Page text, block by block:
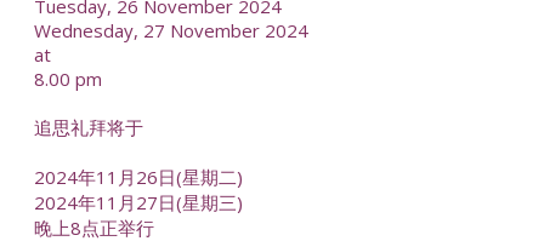
Tuesday, 26 November 2024
Wednesday, 27 November 2024
at
8.00 pm
追思礼拜将于
2024年11月26日(星期二)
2024年11月27日(星期三)
晚上8点正举行